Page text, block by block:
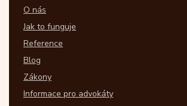
O nás
Jak to funguje
Reference
Blog
Zákony
Informace pro advokáty